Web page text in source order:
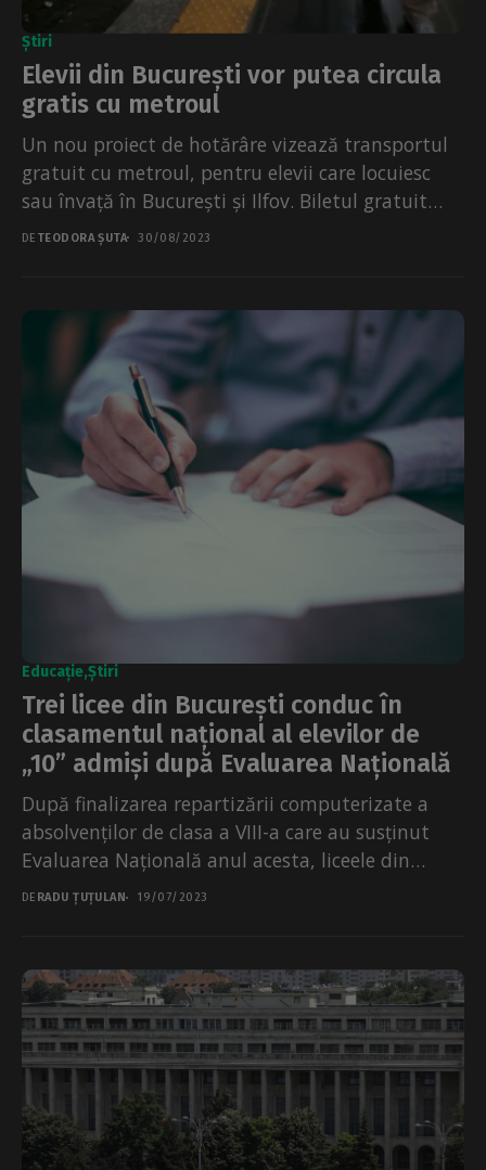
Știri
Elevii din București vor putea circula
gratis cu metroul
Un nou proiect de hotărâre vizează transportul
gratuit cu metroul, pentru elevii care locuiesc
sau învață în București și Ilfov. Biletul gratuit
va...
DE TEODORA ȘUTA 30/08/2023
Educație Știri
Trei licee din București conduc în
clasamentul național al elevilor de
„10” admiși după Evaluarea Națională
După finalizarea repartizării computerizate a
absolvenților de clasa a VIII-a care au susținut
Evaluarea Națională anul acesta, liceele din
București au avut cei...
DE RADU ȚUȚULAN 19/07/2023